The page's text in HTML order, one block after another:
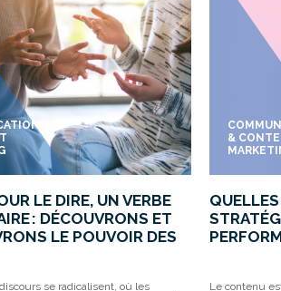
LE DIRE, UN VERBE
: DÉCOUVRONS ET
LE POUVOIR DES
se radicalisent, où les
&
Le contenu